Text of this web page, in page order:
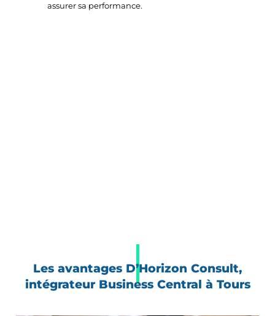
assurer sa performance.
Les avantages D’Horizon Consult,
intégrateur Business Central à Tours